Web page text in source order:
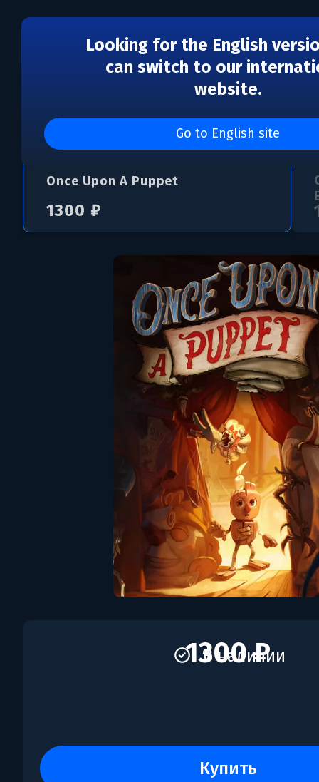
Looking for the English
can switch to our
website.
Go to English site
Once Upon A Puppet
Once Upon A Puppet
1300 ₽
1300 ₽
купить
В наличии